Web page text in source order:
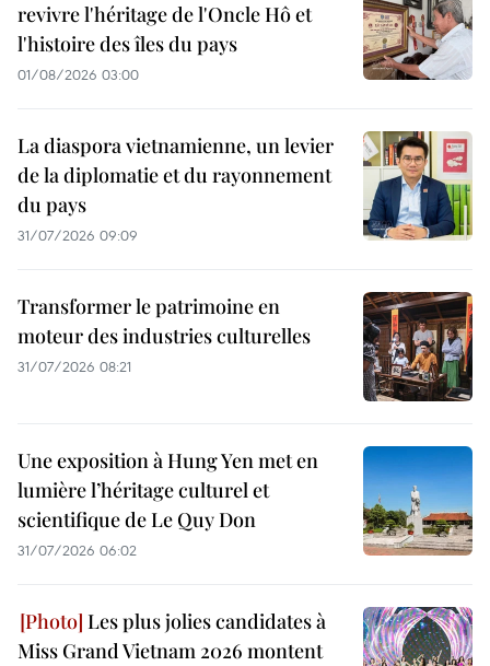
revivre l'héritage de l'Oncle Hô et
l'histoire des îles du pays
01/08/2026 03:00
La diaspora vietnamienne, un levier
de la diplomatie et du rayonnement
du pays
31/07/2026 09:09
Transformer le patrimoine en
moteur des industries culturelles
31/07/2026 08:21
Une exposition à Hung Yen met en
lumière l’héritage culturel et
scientifique de Le Quy Don
31/07/2026 06:02
Les plus jolies candidates à
Miss Grand Vietnam 2026 montent